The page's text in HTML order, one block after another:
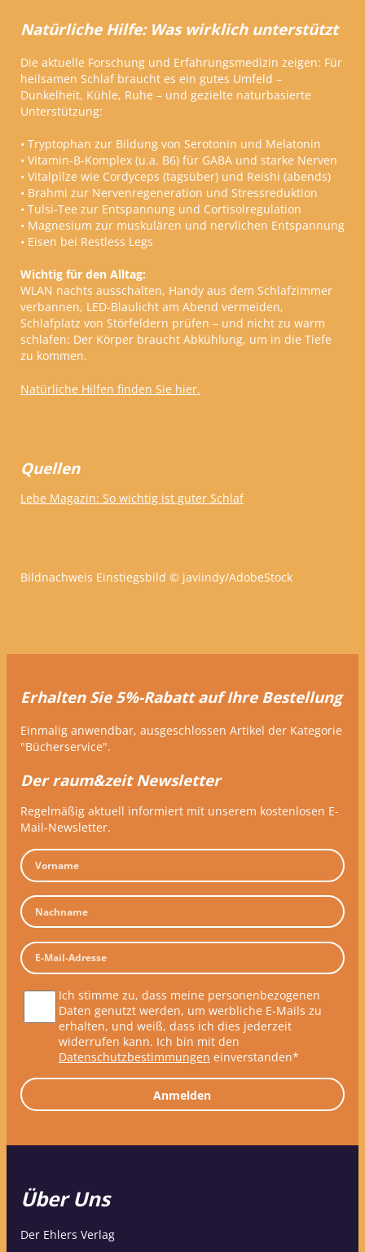
Natürliche Hilfe: Was wirklich unterstützt
Die aktuelle Forschung und Erfahrungsmedizin zeigen: Für
heilsamen Schlaf braucht es ein gutes Umfeld –
Dunkelheit, Kühle, Ruhe – und gezielte naturbasierte
Unterstützung:
• Tryptophan zur Bildung von Serotonin und Melatonin
• Vitamin-B-Komplex (u.a. B6) für GABA und starke Nerven
• Vitalpilze wie Cordyceps (tagsüber) und Reishi (abends)
• Brahmi zur Nervenregeneration und Stressreduktion
• Tulsi-Tee zur Entspannung und Cortisolregulation
• Magnesium zur muskulären und nervlichen Entspannung
• Eisen bei Restless Legs
Wichtig für den Alltag:
WLAN nachts ausschalten, Handy aus dem Schlafzimmer
verbannen, LED-Blaulicht am Abend vermeiden,
Schlafplatz von Störfeldern prüfen – und nicht zu warm
schlafen: Der Körper braucht Abkühlung, um in die Tiefe
zu kommen.
Natürliche Hilfen finden Sie hier.
Quellen
Lebe Magazin: So wichtig ist guter Schlaf
Bildnachweis Einstiegsbild © javiindy/AdobeStock
Erhalten Sie 5%-Rabatt auf Ihre Bestellung
Einmalig anwendbar, ausgeschlossen Artikel der Kategorie
"Bücherservice".
Der raum&zeit Newsletter
Regelmäßig aktuell informiert mit unserem kostenlosen E-
Mail-Newsletter.
Ich stimme zu, dass meine personenbezogenen
Daten genutzt werden, um werbliche E-Mails zu
erhalten, und weiß, dass ich dies jederzeit
widerrufen kann. Ich bin mit den
Datenschutzbestimmungen einverstanden*
Anmelden
Über Uns
Der Ehlers Verlag